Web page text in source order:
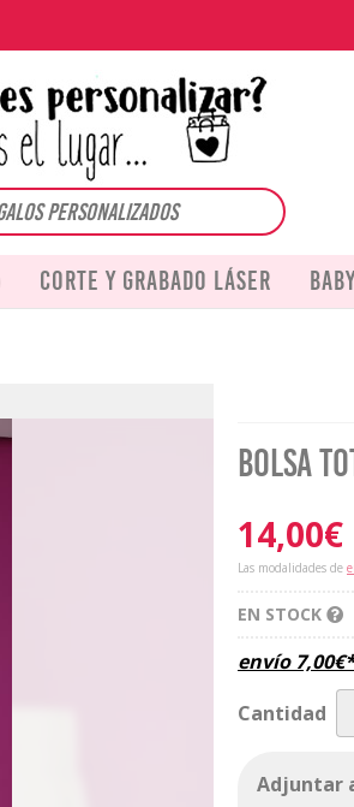
Corte y grabado láser
Bolsa
14,00€
Las modalidades de
EN STOCK
envío 7,00€*
Cantidad
Adjuntar